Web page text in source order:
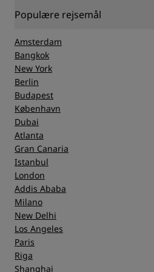
Populære rejsemål
Amsterdam
Bangkok
New York
Berlin
Budapest
København
Dubai
Atlanta
Gran Canaria
Istanbul
London
Addis Ababa
Milano
New Delhi
Los Angeles
Paris
Riga
Shanghai